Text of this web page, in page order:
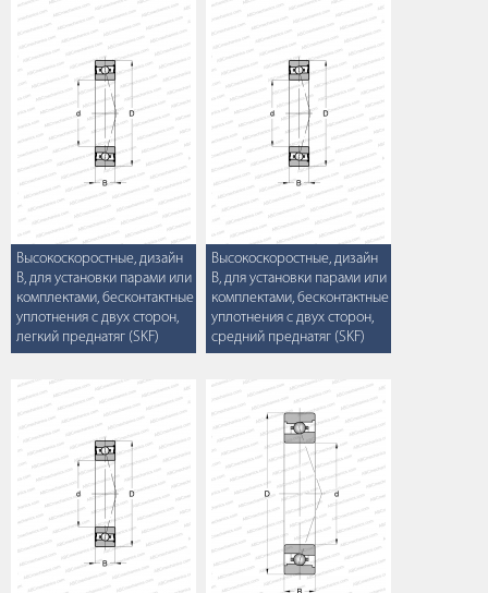
Высокоскоростные, дизайн
B, для установки парами или
комплектами, бесконтактные
уплотнения с двух сторон,
легкий преднатяг (SKF)
Высокоскоростные, дизайн
B, для установки парами или
комплектами, бесконтактные
уплотнения с двух сторон,
средний преднатяг (SKF)